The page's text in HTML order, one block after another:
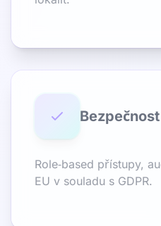
Role‑based přístupy,
EU v souladu s GDPR.